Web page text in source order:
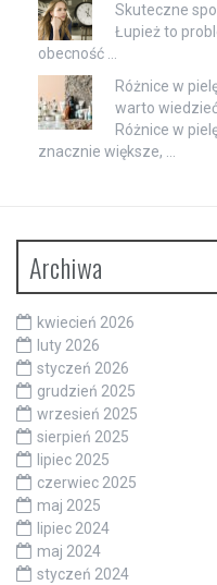
Skuteczne
Łupież to
obecność …
Różnice w
warto
Różnice w
znacznie większe, …
Archiwa
kwiecień 2026
luty 2026
styczeń 2026
grudzień 2025
wrzesień 2025
sierpień 2025
lipiec 2025
czerwiec 2025
maj 2025
lipiec 2024
maj 2024
styczeń 2024